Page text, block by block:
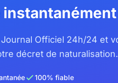
instantanément
Officiel 24h/24 et
décret de naturalisation.
100% fiable